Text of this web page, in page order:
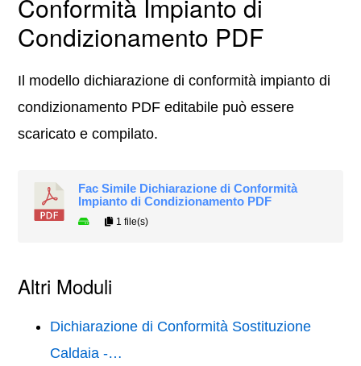
Conformità Impianto di
Condizionamento PDF
Il modello dichiarazione di conformità impianto di
condizionamento PDF editabile può essere
scaricato e compilato.
Fac Simile Dichiarazione di Conformità
Impianto di Condizionamento PDF
1 file(s)
Altri Moduli
Dichiarazione di Conformità Sostituzione
Caldaia -…